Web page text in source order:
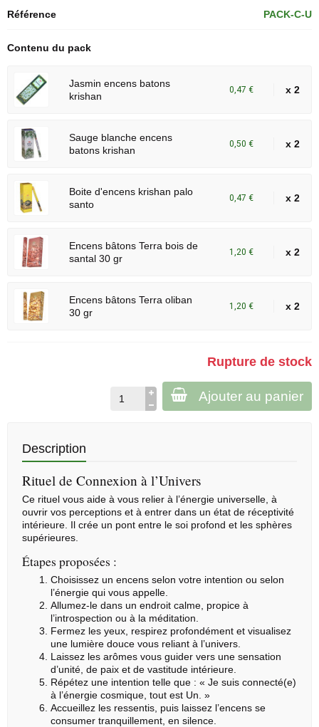
Référence PACK-C-U
Contenu du pack
Jasmin encens batons
krishan
0,47 € x 2
Sauge blanche encens
batons krishan
0,50 € x 2
Boite d'encens krishan palo
santo
0,47 € x 2
Encens bâtons Terra bois de
santal 30 gr
1,20 € x 2
Encens bâtons Terra oliban
30 gr
1,20 € x 2
Rupture de stock
Ajouter au panier
Description
Rituel de Connexion à l’Univers
Ce rituel vous aide à vous relier à l’énergie universelle, à
ouvrir vos perceptions et à entrer dans un état de réceptivité
intérieure. Il crée un pont entre le soi profond et les sphères
supérieures.
Étapes proposées :
Choisissez un encens selon votre intention ou selon
l’énergie qui vous appelle.
Allumez-le dans un endroit calme, propice à
l’introspection ou à la méditation.
Fermez les yeux, respirez profondément et visualisez
une lumière douce vous reliant à l’univers.
Laissez les arômes vous guider vers une sensation
d’unité, de paix et de vastitude intérieure.
Répétez une intention telle que : « Je suis connecté(e)
à l’énergie cosmique, tout est Un. »
Accueillez les ressentis, puis laissez l’encens se
consumer tranquillement, en silence.